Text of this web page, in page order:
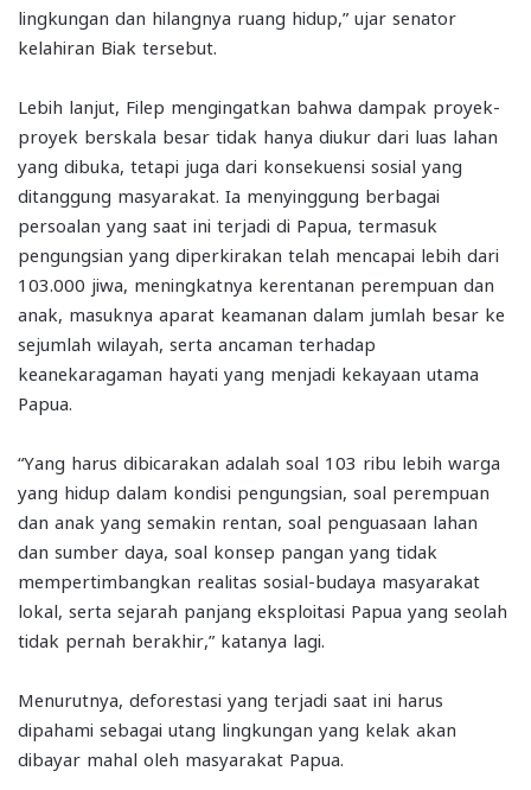
lingkungan dan hilangnya ruang hidup,” ujar senator
kelahiran Biak tersebut.
Lebih lanjut, Filep mengingatkan bahwa dampak proyek-
proyek berskala besar tidak hanya diukur dari luas lahan
yang dibuka, tetapi juga dari konsekuensi sosial yang
ditanggung masyarakat. Ia menyinggung berbagai
persoalan yang saat ini terjadi di Papua, termasuk
pengungsian yang diperkirakan telah mencapai lebih dari
103.000 jiwa, meningkatnya kerentanan perempuan dan
anak, masuknya aparat keamanan dalam jumlah besar ke
sejumlah wilayah, serta ancaman terhadap
keanekaragaman hayati yang menjadi kekayaan utama
Papua.
“Yang harus dibicarakan adalah soal 103 ribu lebih warga
yang hidup dalam kondisi pengungsian, soal perempuan
dan anak yang semakin rentan, soal penguasaan lahan
dan sumber daya, soal konsep pangan yang tidak
mempertimbangkan realitas sosial-budaya masyarakat
lokal, serta sejarah panjang eksploitasi Papua yang seolah
tidak pernah berakhir,” katanya lagi.
Menurutnya, deforestasi yang terjadi saat ini harus
dipahami sebagai utang lingkungan yang kelak akan
dibayar mahal oleh masyarakat Papua.